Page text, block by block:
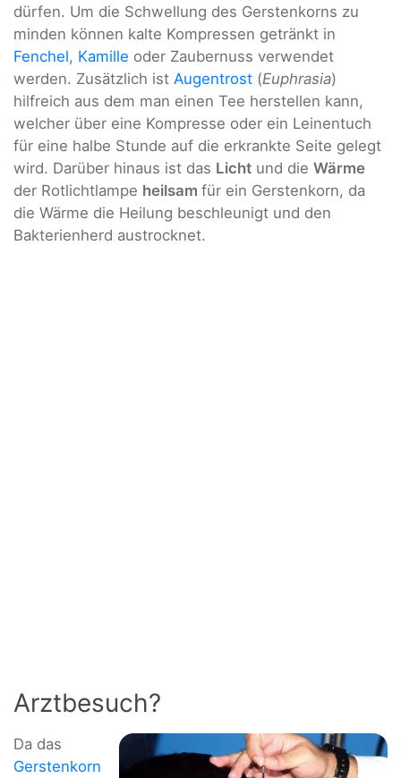
dürfen. Um die Schwellung des Gerstenkorns zu
minden können kalte Kompressen getränkt in
Fenchel, Kamille oder Zaubernuss verwendet
werden. Zusätzlich ist Augentrost (Euphrasia)
hilfreich aus dem man einen Tee herstellen kann,
welcher über eine Kompresse oder ein Leinentuch
für eine halbe Stunde auf die erkrankte Seite gelegt
wird. Darüber hinaus ist das Licht und die Wärme
der Rotlichtlampe heilsam für ein Gerstenkorn, da
die Wärme die Heilung beschleunigt und den
Bakterienherd austrocknet.
Arztbesuch?
Da das
Gerstenkorn